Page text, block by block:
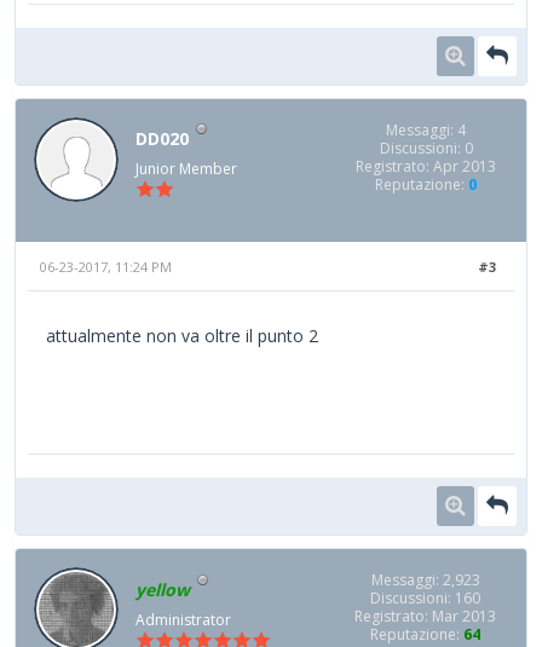
DD020
Junior Member
Messaggi: 4
Discussioni: 0
Registrato: Apr 2013
Reputazione: 0
#3
06-23-2017, 11:24 PM
attualmente non va oltre il punto 2
yellow
Administrator
Messaggi: 2,923
Discussioni: 160
Registrato: Mar 2013
Reputazione: 64